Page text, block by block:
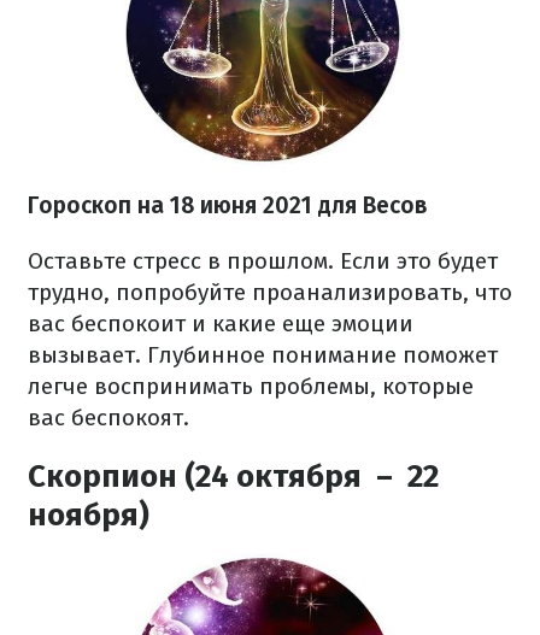
Гороскоп на 18 июня 2021 для Весов
Оставьте стресс в прошлом. Если это будет
трудно, попробуйте проанализировать, что
вас беспокоит и какие еще эмоции
вызывает. Глубинное понимание поможет
легче воспринимать проблемы, которые
вас беспокоят.
Скорпион (24 октября – 22
ноября)